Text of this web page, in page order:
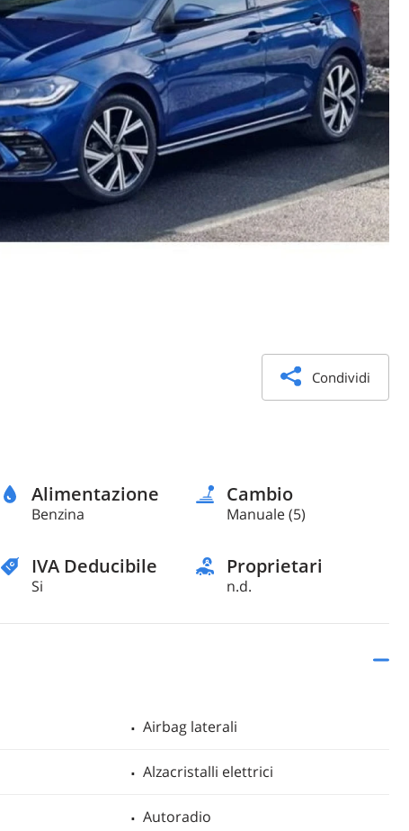
Condividi
Alimentazione
Benzina
Cambio
Manuale (5)
IVA Deducibile
Si
Proprietari
n.d.
Airbag laterali
Alzacristalli elettrici
Autoradio